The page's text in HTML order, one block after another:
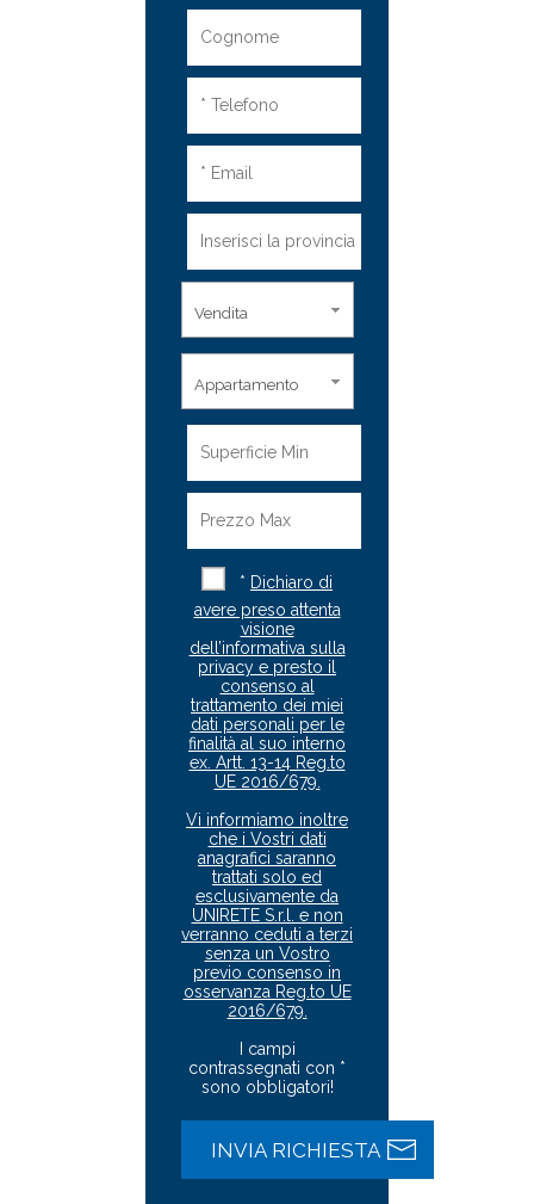
Vendita
Appartamento
* Dichiaro di
avere preso attenta
visione
dell’informativa sulla
privacy e presto il
consenso al
trattamento dei miei
dati personali per le
finalità al suo interno
ex. Artt. 13-14 Reg.to
UE 2016/679.
Vi informiamo inoltre
che i Vostri dati
anagrafici saranno
trattati solo ed
esclusivamente da
UNIRETE S.r.l. e non
verranno ceduti a terzi
senza un Vostro
previo consenso in
osservanza Reg.to UE
2016/679.
I campi
contrassegnati con *
sono obbligatori!